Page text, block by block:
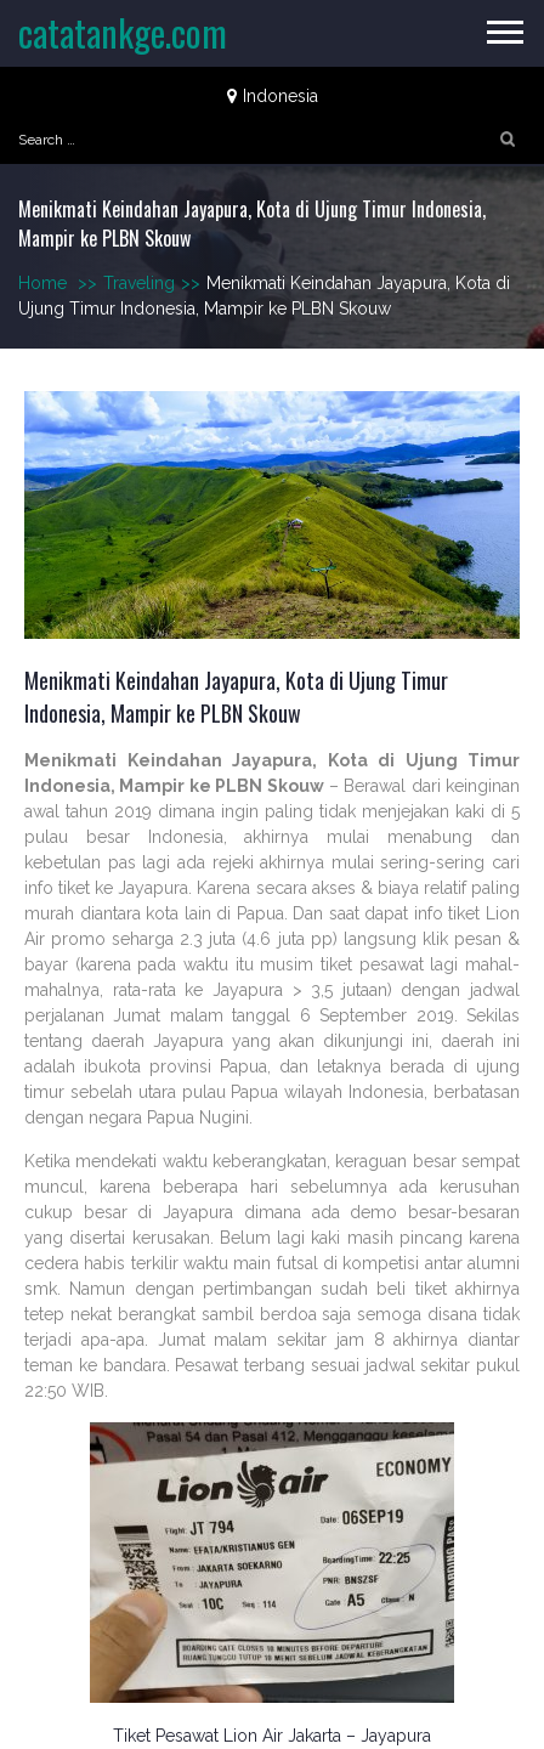
Indonesia
Search
for:
catatankge.com
Menikmati Keindahan Jayapura, Kota di Ujung Timur Indonesia,
Mampir ke PLBN Skouw
Home >> Traveling >> Menikmati Keindahan Jayapura, Kota di
Ujung Timur Indonesia, Mampir ke PLBN Skouw
Menikmati Keindahan Jayapura, Kota di Ujung Timur
Indonesia, Mampir ke PLBN Skouw
Menikmati Keindahan Jayapura, Kota di Ujung Timur
Indonesia, Mampir ke PLBN Skouw– Berawal dari keinginan
awal tahun 2019 dimana ingin paling tidak menjejakan kaki di 5
pulau besar Indonesia, akhirnya mulai menabung dan
kebetulan pas lagi ada rejeki akhirnya mulai sering-sering cari
info tiket ke Jayapura. Karena secara akses & biaya relatif paling
murah diantara kota lain di Papua. Dan saat dapat info tiket Lion
Air promo seharga 2.3 juta (4.6 juta pp) langsung klik pesan &
bayar (karena pada waktu itu musim tiket pesawat lagi mahal-
mahalnya, rata-rata ke Jayapura > 3,5 jutaan) dengan jadwal
perjalanan Jumat malam tanggal 6 September 2019. Sekilas
tentang daerah Jayapura yang akan dikunjungi ini, daerah ini
adalah ibukota provinsi Papua, dan letaknya berada di ujung
timur sebelah utara pulau Papua wilayah Indonesia, berbatasan
dengan negara Papua Nugini.
Ketika mendekati waktu keberangkatan, keraguan besar sempat
muncul, karena beberapa hari sebelumnya ada kerusuhan
cukup besar di Jayapura dimana ada demo besar-besaran
yang disertai kerusakan. Belum lagi kaki masih pincang karena
cedera habis terkilir waktu main futsal di kompetisi antar alumni
smk. Namun dengan pertimbangan sudah beli tiket akhirnya
tetep nekat berangkat sambil berdoa saja semoga disana tidak
terjadi apa-apa. Jumat malam sekitar jam 8 akhirnya diantar
teman ke bandara. Pesawat terbang sesuai jadwal sekitar pukul
22:50 WIB.
Tiket Pesawat Lion Air Jakarta – Jayapura